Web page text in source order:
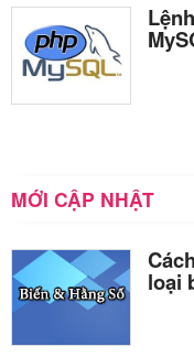
MỚI CẬP NHẬT
loại